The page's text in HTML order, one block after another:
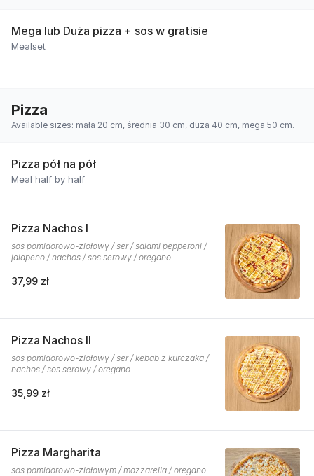
Mega lub Duża pizza + sos w gratisie
Mealset
Pizza
Available sizes: mała 20 cm, średnia 30 cm, duża 40 cm, mega 50 cm.
Pizza pół na pół
Meal half by half
Pizza Nachos I
sos pomidorowo-ziołowy / ser / salami pepperoni /
jalapeno / nachos / sos serowy / oregano
37,99 zł
Pizza Nachos II
sos pomidorowo-ziołowy / ser / kebab z kurczaka /
nachos / sos serowy / oregano
35,99 zł
Pizza Margharita
sos pomidorowo-ziołowym / mozzarella / oregano